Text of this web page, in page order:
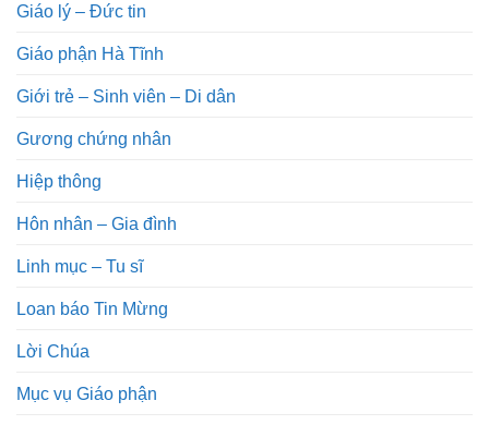
Giáo lý – Đức tin
Giáo phận Hà Tĩnh
Giới trẻ – Sinh viên – Di dân
Gương chứng nhân
Hiệp thông
Hôn nhân – Gia đình
Linh mục – Tu sĩ
Loan báo Tin Mừng
Lời Chúa
Mục vụ Giáo phận